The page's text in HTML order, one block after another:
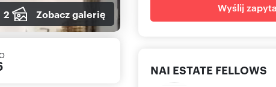
2 Zobacz galerię Wyślij
NAI ESTATE FELLOWS